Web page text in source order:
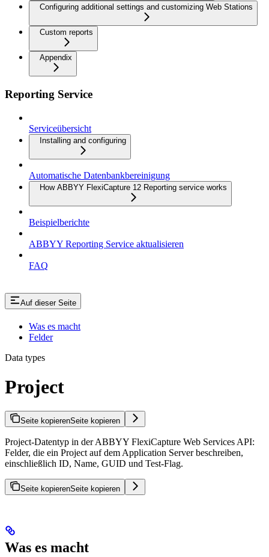
Configuring additional settings and customizing Web Stations
Custom reports
Appendix
Reporting Service
Serviceübersicht
Installing and configuring
Automatische Datenbankbereinigung
How ABBYY FlexiCapture 12 Reporting service works
Beispielberichte
ABBYY Reporting Service aktualisieren
FAQ
Auf dieser Seite
Was es macht
Felder
Data types
Project
Seite kopierenSeite kopieren
Project-Datentyp in der ABBYY FlexiCapture Web Services API:
Felder, die ein Project auf dem Application Server beschreiben,
einschließlich ID, Name, GUID und Test-Flag.
Seite kopierenSeite kopieren
Was es macht